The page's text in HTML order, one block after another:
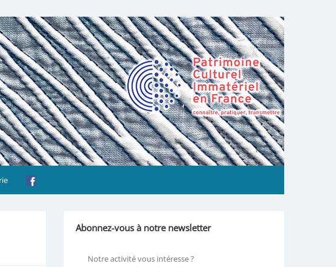
Abonnez-vous à notre newsletter
Notre activité vous intéresse ?